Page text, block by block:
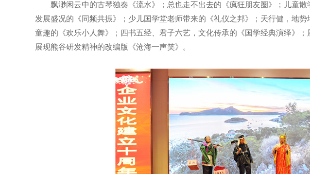
飘渺闲云中的古琴独奏《流水》；总也走不出去的《疯狂朋友圈》；儿童
发展盛况的《同频共振》；少儿国学堂老师带来的《礼仪之邦》；天行健，地
童趣的《欢乐小人舞》；四书五经、君子六艺，文化传承的《国学经典演绎》
展现熊谷研发精神的改编版《沧海一声笑》。